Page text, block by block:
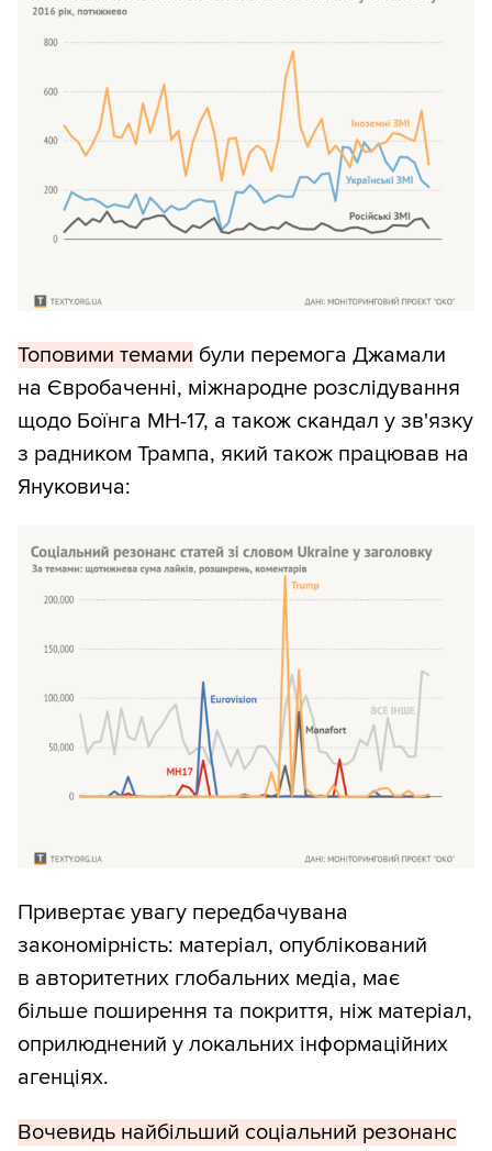
Топовими темами були перемога Джамали
на Євробаченні, міжнародне розслідування
щодо Боїнга MH-17, а також скандал у зв'язку
з радником Трампа, який також працював на
Януковича:
Привертає увагу передбачувана
закономірність: матеріал, опублікований
в авторитетних глобальних медіа, має
більше поширення та покриття, ніж матеріал,
оприлюднений у локальних інформаційних
агенціях.
Вочевидь найбільший соціальний резонанс